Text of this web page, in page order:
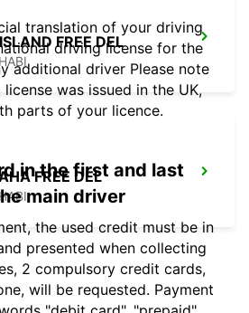
FREE DEL
FREE DEL
translation of your driving
driving license for the
additional driver Please note
was issued in the UK,
parts of your licence.
in the first and last
main driver
the used credit must be in
presented when collecting
2 compulsory credit cards,
will be requested. Payment